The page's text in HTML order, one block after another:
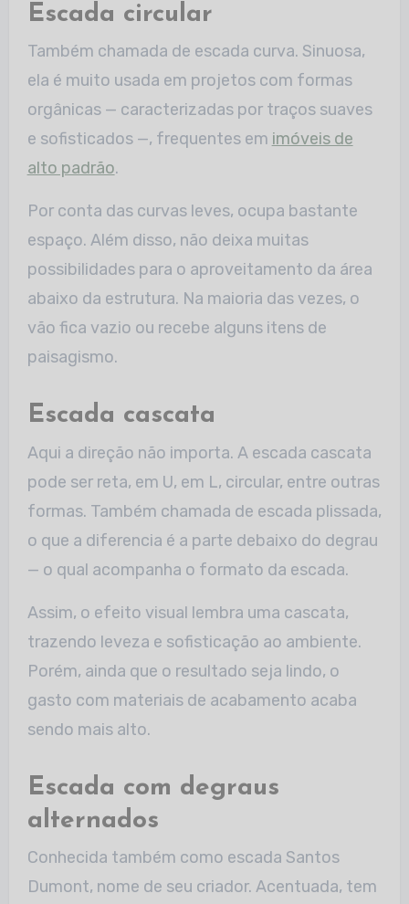
Escada circular
Também chamada de escada curva. Sinuosa,
ela é muito usada em projetos com formas
orgânicas — caracterizadas por traços suaves
e sofisticados —, frequentes em imóveis de
alto padrão.
Por conta das curvas leves, ocupa bastante
espaço. Além disso, não deixa muitas
possibilidades para o aproveitamento da área
abaixo da estrutura. Na maioria das vezes, o
vão fica vazio ou recebe alguns itens de
paisagismo.
Escada cascata
Aqui a direção não importa. A escada cascata
pode ser reta, em U, em L, circular, entre outras
formas. Também chamada de escada plissada,
o que a diferencia é a parte debaixo do degrau
— o qual acompanha o formato da escada.
Assim, o efeito visual lembra uma cascata,
trazendo leveza e sofisticação ao ambiente.
Porém, ainda que o resultado seja lindo, o
gasto com materiais de acabamento acaba
sendo mais alto.
Escada com degraus
alternados
Conhecida também como escada Santos
Dumont, nome de seu criador. Acentuada, tem